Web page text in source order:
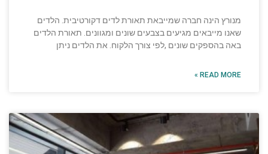
מנורץ הינה חברה שמייבאת תאורת לדים דקורטיבית. הלדים
שאנו מייבאים מגיעים בצבעים שונים ומגוונים. תאורת הלדים
באה בהספקים שונים ,לפי צורך הלקוח. את הלדים ניתן
READ MORE »